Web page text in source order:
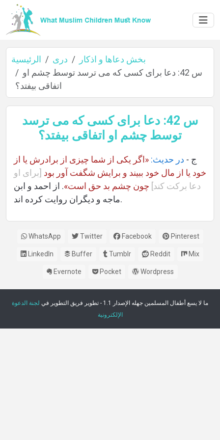
الرئيسية
المؤلف
اللغات
الرئيسية دری
بخش دعاها و اذکار
س 42: دعا براى کسى که مى ترسد توسط چشم او
اتفاقى بيفتد؟
س 42: دعا براى کسى که مى ترسد
توسط چشم او اتفاقى بيفتد؟
ج - در حديث: «اگر يكى از شما چيزى از برادرش يا از
خود يا از مال خود ببيند و برایش شگفت آور بود [برای او
دعا بركت كند] چون چشم بد حق است». از احمد و ابن
ماجه و دیگران روایت کرده اند.
WhatsApp Twitter Facebook Pinterest
LinkedIn Buffer Tumblr Reddit Mix
Evernote Pocket Wordpress
ما لا يسع أطفال المسلمين جهله الإصدار 1.1 - تطوير فريق التطوير في
لجنة الدعوة
الإلكترونية